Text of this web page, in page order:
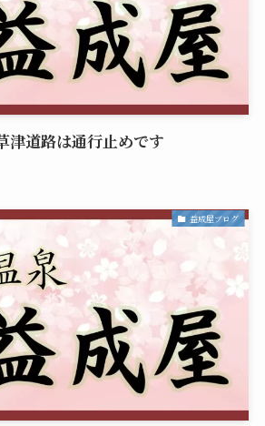
津道路は通行止めです
益成屋ブログ